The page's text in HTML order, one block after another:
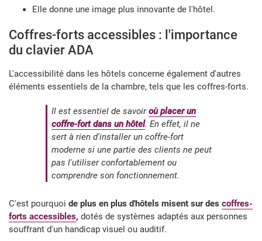
Elle donne une image plus innovante de l'hôtel.
Coffres-forts accessibles : l'importance
du clavier ADA
L'accessibilité dans les hôtels concerne également d'autres
éléments essentiels de la chambre, tels que les coffres-forts.
Il est essentiel de savoiroù placer un
coffre-fort dans un hôtel. En effet, il ne
sert à rien d'installer un coffre-fort
moderne si une partie des clients ne peut
pas l'utiliser confortablement ou
comprendre son fonctionnement.
C'est pourquoi de plus en plus d'hôtels misent sur des coffres-
forts accessibles, dotés de systèmes adaptés aux personnes
souffrant d'un handicap visuel ou auditif.